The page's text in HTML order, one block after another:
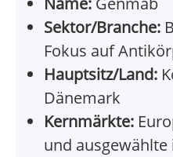
Sektor/Branche:
Fokus auf
Hauptsitz/Land:
Dänemark
Kernmärkte:
und